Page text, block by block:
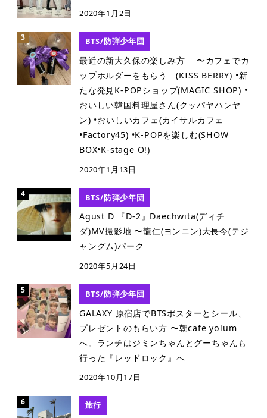
2020年1月2日
BTS/防弾少年団
最近の新大久保の楽しみ方 〜カフェでカ
ップホルダーをもらう (KISS BERRY) •新
たな発見K-POPショップ(MAGIC SHOP) •
おいしい韓国料理屋さん(クッパヤハンヤ
ン) •おいしいカフェ(カイサルカフェ
•Factory45) •K-POPを楽しむ(SHOW
BOX•K-stage O!)
2020年1月13日
BTS/防弾少年団
Agust D 『D-2』Daechwita(ディチ
ダ)MV撮影地 〜龍仁(ヨンニン)大長今(テジ
ャングム)パーク
2020年5月24日
BTS/防弾少年団
GALAXY 原宿店でBTSポスターとシール、
プレゼントのもらい方 〜朝cafe yolum
へ。ランチはジミンちゃんとグーちゃんも
行った『レッドロック』へ
2020年10月17日
旅行